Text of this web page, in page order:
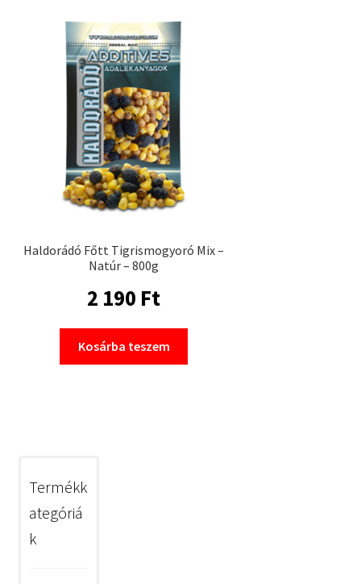
Haldorádó Főtt Tigrismogyoró Mix –
Natúr – 800g
2 190 Ft
Kosárba teszem
Termékk
ategóriá
k